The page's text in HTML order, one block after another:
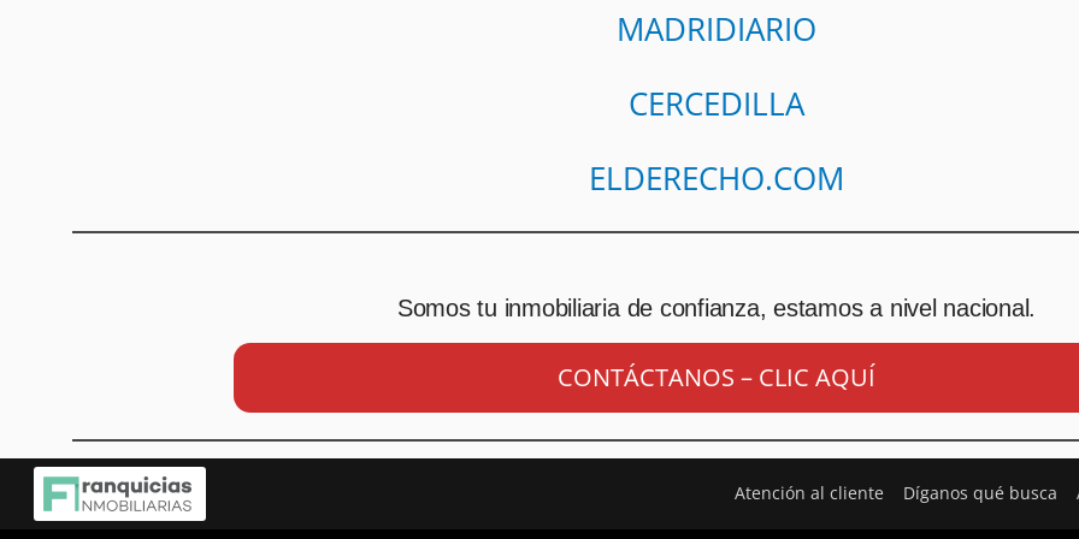
MADRIDIARIO
CERCEDILLA
ELDERECHO.COM
Somos tu inmobiliaria de confianza, estamos a nivel nacional.
CONTÁCTANOS – CLIC AQUÍ
Atención al cliente Díganos qué busca